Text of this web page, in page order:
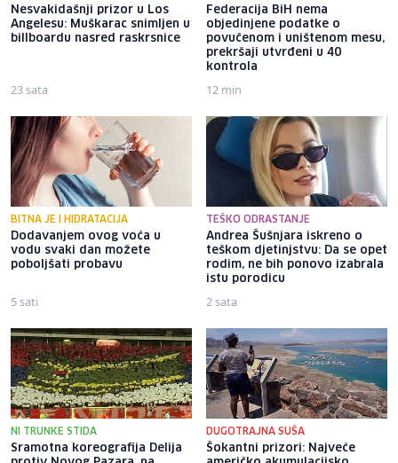
Nesvakidašnji prizor u Los
Angelesu: Muškarac snimljen u
billboardu nasred raskrsnice
23 sata
Federacija BiH nema
objedinjene podatke o
povučenom i uništenom mesu,
prekršaji utvrđeni u 40
kontrola
12 min
BITNA JE I HIDRATACIJA
Dodavanjem ovog voća u
vodu svaki dan možete
poboljšati probavu
5 sati
TEŠKO ODRASTANJE
Andrea Šušnjara iskreno o
teškom djetinjstvu: Da se opet
rodim, ne bih ponovo izabrala
istu porodicu
2 sata
NI TRUNKE STIDA
Sramotna koreografija Delija
DUGOTRAJNA SUŠA
Šokantni prizori: Najveće